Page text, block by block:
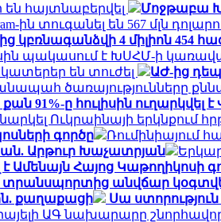
հայտնաբերվել
Մոջթաբա
ին տուգանել են 567 մլն
կբռնագանձվի 4 միլիոն 454
պակասում է ԽՍՀՄ-ի
են տուժել
ԱԺ-ից
ծառայությունները
91%-ը հուլիսին ուղարկվել
Ուկրաինայի երկնքում
գործը
Ռումինիայում
Արթուր Խաչատրյան
Հայոց Կաթողիկոսի
տրանսպորտից անվճար
քաղաքացի
Սա ստորություն
ԱԳ նախարարը